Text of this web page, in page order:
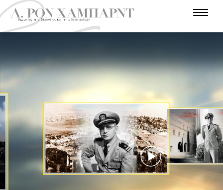
Ι
Α
Ω
Γ
Η
Ν
Ρ
Ω
Π
Ι
Σ
Τ
Η
Σ
Τ
Α
Χ
Ν
Α
Τ
Ο
Υ
Π
Ο
Σ
Υ
Γ
Γ
Ρ
Α
Φ
Ε
Α
Σ
Α
Ν
Ε
Π
Ι
Σ
Τ
Η
Μ
Ι
Ο
Τ
Η
Τ
Η
Σ
Π
Ε
Ρ
Ι
Π
Ε
Τ
Α
Π
Ω
Α
Ν
Α
Τ
Ο
Λ
Η
Τ
Α
Π
Ρ
Ω
Τ
Α
Χ
Ρ
Ο
Ν
Ι
Α